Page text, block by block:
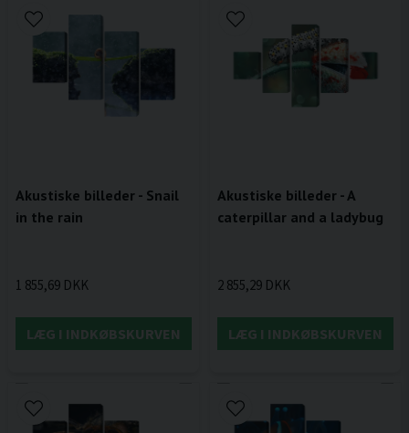
Akustiske billeder - Snail
in the rain
1 855,69 DKK
LÆG I INDKØBSKURVEN
Akustiske billeder - A
caterpillar and a ladybug
2 855,29 DKK
LÆG I INDKØBSKURVEN